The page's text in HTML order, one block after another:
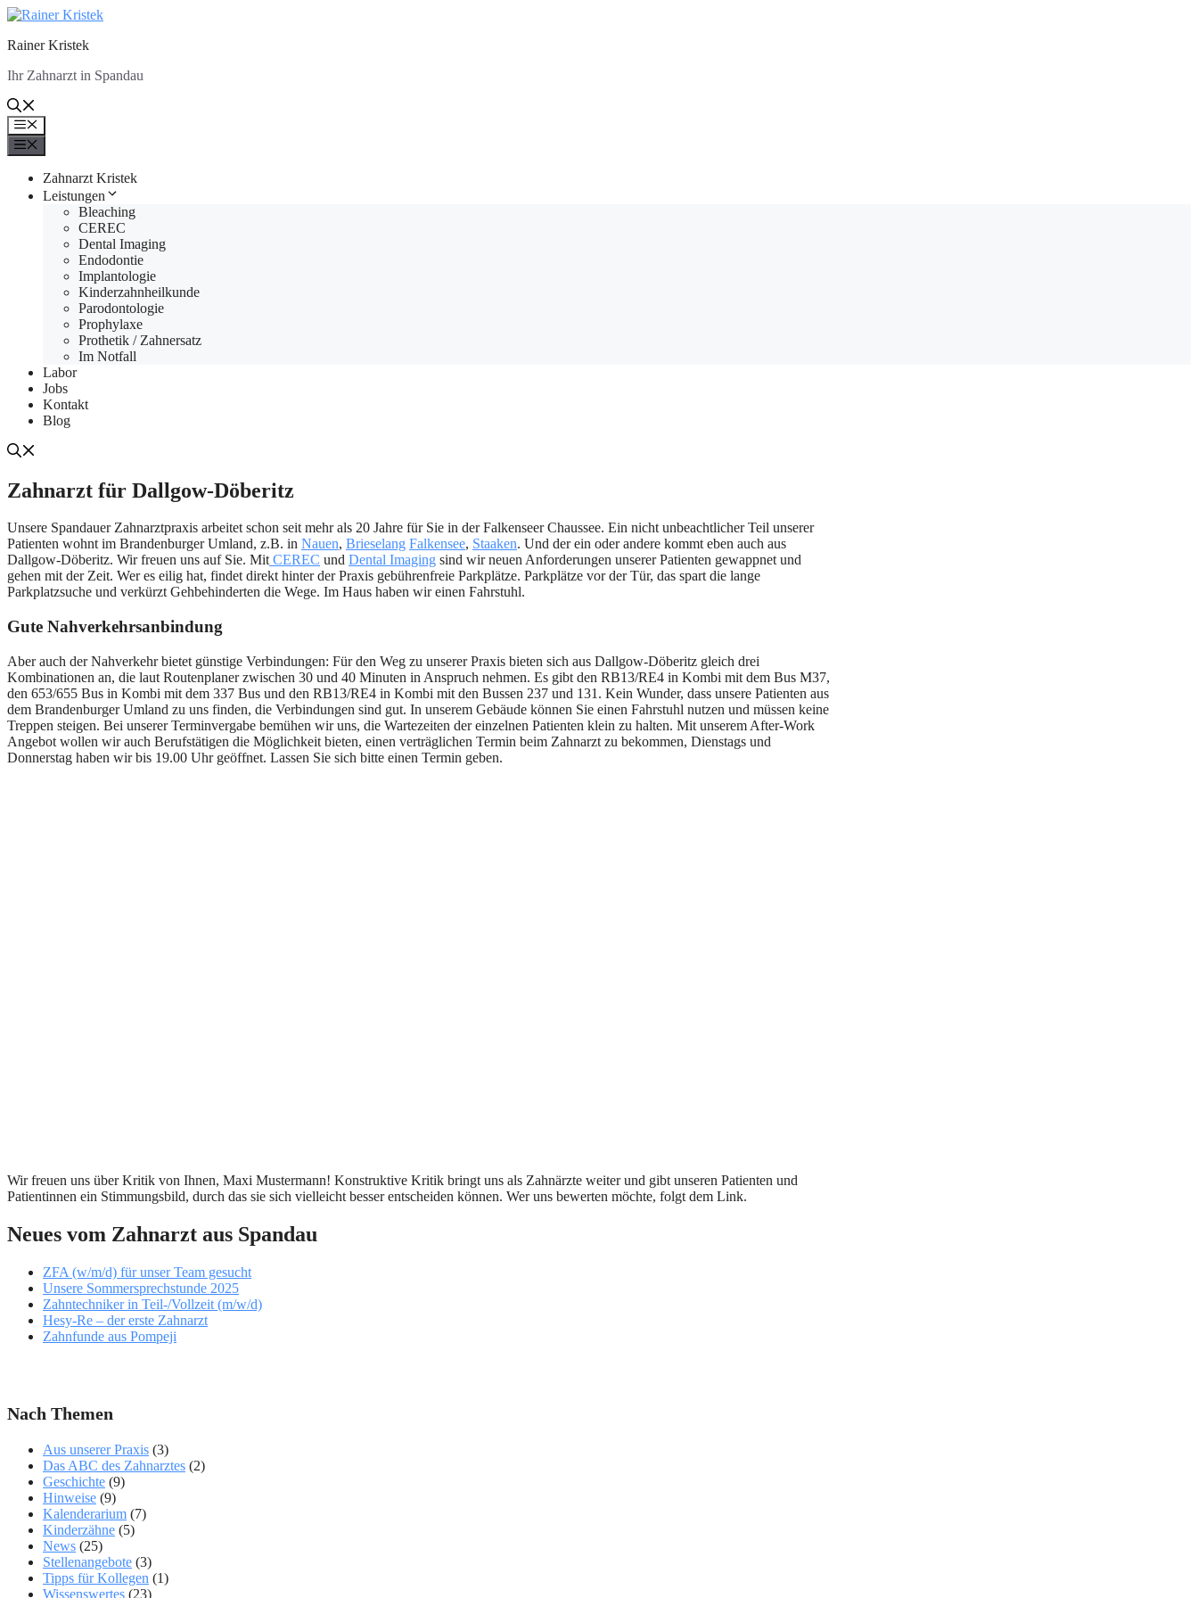
Zum
springen
Rainer Kristek
Ihr Zahnarzt in Spandau
Menü
Zahnarzt Kristek
Leistungen
Bleaching
CEREC
Dental Imaging
Endodontie
Implantologie
Kinderzahnheilkunde
Parodontologie
Prophylaxe
Prothetik / Zahnersatz
Im Notfall
Labor
Jobs
Kontakt
Blog
Zahnarzt für Dallgow-Döberitz
Unsere Spandauer Zahnarztpraxis arbeitet schon seit mehr als 20 Jahre für Sie in der Falkenseer Chaussee. Ein nicht unbeachtlicher Teil unserer
Patienten wohnt im Brandenburger Umland, z.B. in Nauen, Brieselang Falkensee, Staaken. Und der ein oder andere kommt eben auch aus
Dallgow-Döberitz. Wir freuen uns auf Sie. MitCEREC und Dental Imaging sind wir neuen Anforderungen unserer Patienten gewappnet und
gehen mit der Zeit. Wer es eilig hat, findet direkt hinter der Praxis gebührenfreie Parkplätze. Parkplätze vor der Tür, das spart die lange
Parkplatzsuche und verkürzt Gehbehinderten die Wege. Im Haus haben wir einen Fahrstuhl.
Gute Nahverkehrsanbindung
Aber auch der Nahverkehr bietet günstige Verbindungen: Für den Weg zu unserer Praxis bieten sich aus Dallgow-Döberitz gleich drei
Kombinationen an, die laut Routenplaner zwischen 30 und 40 Minuten in Anspruch nehmen. Es gibt den RB13/RE4 in Kombi mit dem Bus M37,
den 653/655 Bus in Kombi mit dem 337 Bus und den RB13/RE4 in Kombi mit den Bussen 237 und 131. Kein Wunder, dass unsere Patienten aus
dem Brandenburger Umland zu uns finden, die Verbindungen sind gut. In unserem Gebäude können Sie einen Fahrstuhl nutzen und müssen keine
Treppen steigen. Bei unserer Terminvergabe bemühen wir uns, die Wartezeiten der einzelnen Patienten klein zu halten. Mit unserem After-Work
Angebot wollen wir auch Berufstätigen die Möglichkeit bieten, einen verträglichen Termin beim Zahnarzt zu bekommen, Dienstags und
Donnerstag haben wir bis 19.00 Uhr geöffnet. Lassen Sie sich bitte einen Termin geben.
Wir freuen uns über Kritik von Ihnen, Maxi Mustermann! Konstruktive Kritik bringt uns als Zahnärzte weiter und gibt unseren Patienten und
Patientinnen ein Stimmungsbild, durch das sie sich vielleicht besser entscheiden können. Wer uns bewerten möchte, folgt dem Link.
Neues vom Zahnarzt aus Spandau
ZFA (w/m/d) für unser Team gesucht
Unsere Sommersprechstunde 2025
Zahntechniker in Teil-/Vollzeit (m/w/d)
Hesy-Re – der erste Zahnarzt
Zahnfunde aus Pompeji
Nach Themen
Aus unserer Praxis (3)
Das ABC des Zahnarztes (2)
Geschichte (9)
Hinweise (9)
Kalenderarium (7)
Kinderzähne (5)
News (25)
Stellenangebote (3)
Tipps für Kollegen (1)
Wissenswertes (23)